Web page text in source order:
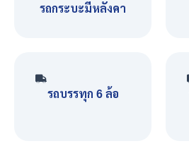
รถกระบะมีหลังคา
รถบรรทุก 6 ล้อ